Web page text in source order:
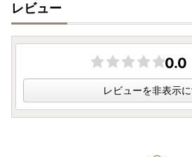
ーカー保証の期間については、
ります。
また、開封・未使用であっても、メ
・「組み立て不要」の記載がないも
っております。工具は入っておりま
レビュー
0.0
レビューを非表示